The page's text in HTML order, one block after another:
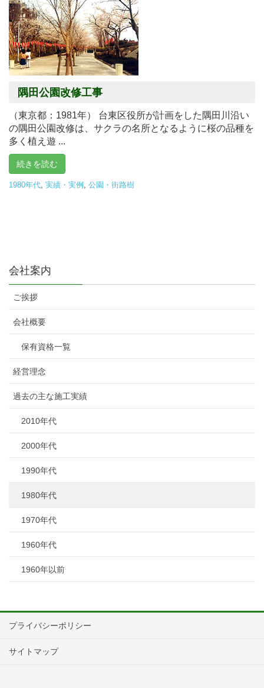
隅田公園改修工事
（東京都：1981年） 台東区役所が計画をした隅田川沿い
の隅田公園改修は、サクラの名所となるように桜の品種を
多く植え遊 ...
続きを読む
1980年代, 実績・実例 , 公園・街路樹
会社案内
ご挨拶
会社概要
保有資格一覧
経営理念
過去の主な施工実績
2010年代
2000年代
1990年代
1980年代
1970年代
1960年代
1960年以前
プライバシーポリシー
サイトマップ